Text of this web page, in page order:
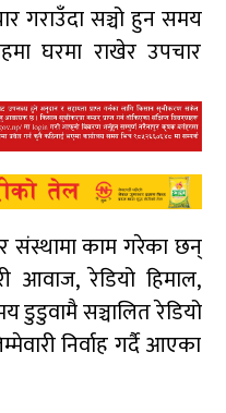
गराउँदा सञ्चो हुन समय
घरमा राखेर उपचार
संस्थामा काम गरेका छन्
आवाज, रेडियो हिमाल,
सञ्चालित रेडियो
निर्वाह गर्दै आएका